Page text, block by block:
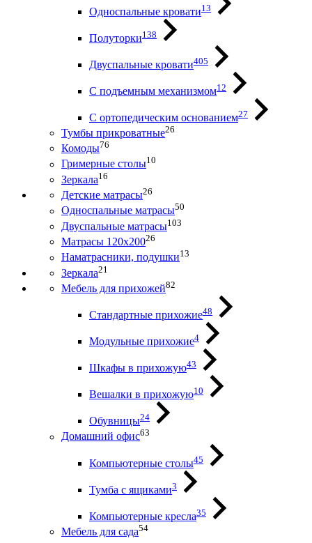
Односпальные кровати13
Полуторки138
Двуспальные кровати405
С подъемным механизмом12
С ортопедическим основанием27
Тумбы прикроватные26
Комоды76
Гримерные столы10
Зеркала16
Детские матрасы26
Односпальные матрасы50
Двуспальные матрасы103
Матрасы 120х20026
Наматрасники, подушки13
Зеркала21
Мебель для прихожей82
Стандартные прихожие48
Модульные прихожие4
Шкафы в прихожую43
Вешалки в прихожую10
Обувницы24
Домашний офис63
Компьютерные столы45
Тумба с ящиками3
Компьютерные кресла35
Мебель для сада54